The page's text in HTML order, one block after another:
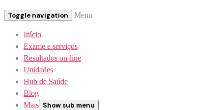
Toggle navigation Menu
Início
Exame e serviços
Resultados on-line
Unidades
Hub de Saúde
Blog
Mais Show sub menu